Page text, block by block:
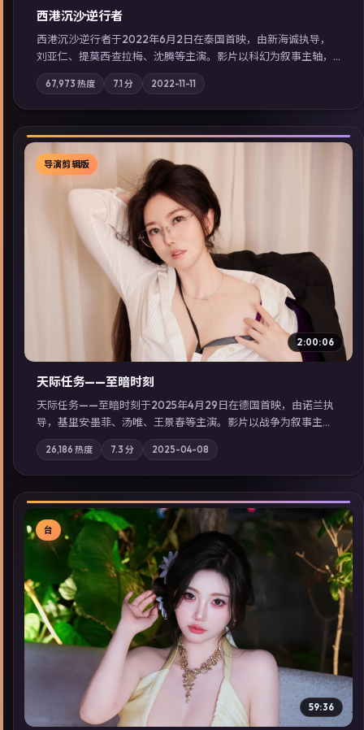
西港沉沙·逆行者
西港沉沙·逆行者于2022年6月2日在泰国首映，由新海诚执导，
刘亚仁、提莫西·查拉梅、沈腾等主演。影片以科幻为叙事主轴，
失踪人口档案牵出跨国灰色产业链；摄影与配乐强化地域气质；
站内亦可通过「国产免费观看高清电视剧在线看」延展检索同类
型高分佳作，畅享高清在线追剧体验。
67,973 热度 7.1 分 2022-11-11
▶
导演剪辑版
2:00:06
天际任务——至暗时刻
天际任务——至暗时刻于2025年4月29日在德国首映，由诺兰执
导，基里安·墨菲、汤唯、王景春等主演。影片以战争为叙事主
轴，城市霓虹背后，有人用规则改写命运；摄影与配乐强化地域
气质；站内亦可通过「国产免费观看高清电视剧在线看」延展检
索同类型高分佳作，畅享高清在线追剧体验。
26,186 热度 7.3 分 2025-04-08
▶
台
59:36